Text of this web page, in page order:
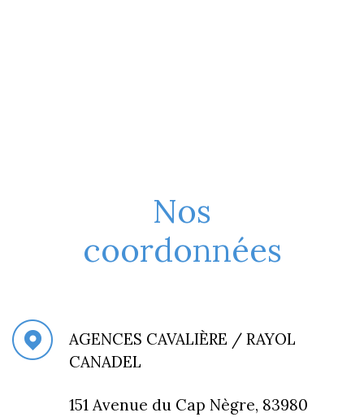
Nos
coordonnées
AGENCES CAVALIÈRE / RAYOL
CANADEL
151 Avenue du Cap Nègre, 83980